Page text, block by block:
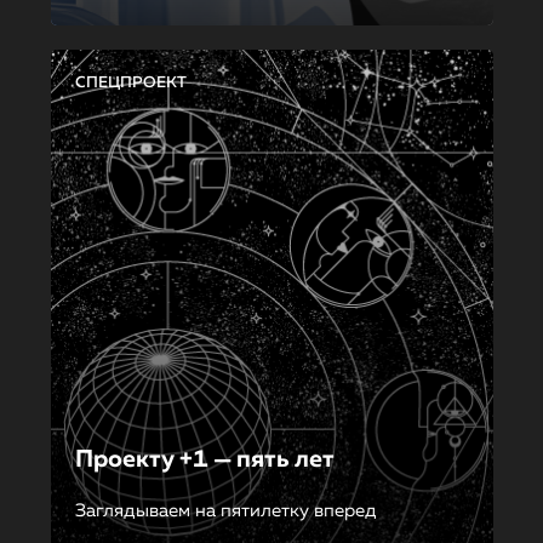
СПЕЦПРОЕКТ
Проекту +1 — пять лет
Заглядываем на пятилетку вперед